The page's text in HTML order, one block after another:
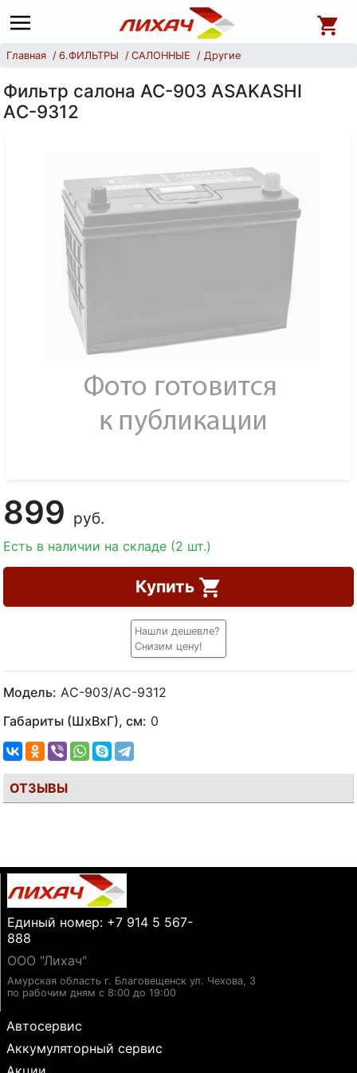
Главная 6.ФИЛЬТРЫ САЛОННЫЕ Другие
Фильтр салона AC-903 ASAKASHI
AС-9312
899 руб.
Есть в наличии на складе (2 шт.)
Купить
Нашли дешевле?
Снизим цену!
Модель: AС-903/AС-9312
Габариты (ШхВхГ), см: 0
ОТЗЫВЫ
Единый номер: +7 914 5 567-
888
ООО "Лихач"
Амурская область г. Благовещенск ул. Чехова, 3
по рабочим дням с 8:00 до 19:00
Автосервис
Аккумуляторный сервис